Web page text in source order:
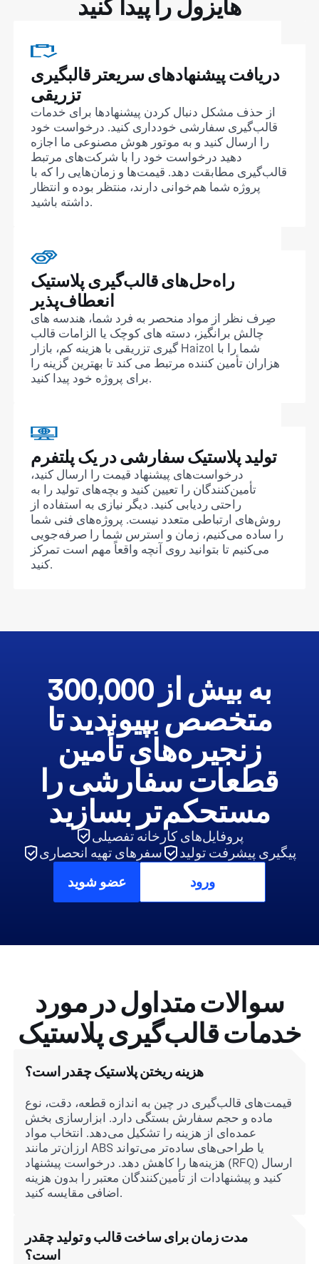
هایزول را پیدا کنید
دریافت پیشنهادهای سریعتر قالبگیری
تزریقی
از حذف مشکل دنبال کردن پیشنهادها برای خدمات
قالب‌گیری سفارشی خودداری کنید. درخواست خود
را ارسال کنید و به موتور هوش مصنوعی ما اجازه
دهید درخواست خود را با شرکت‌های مرتبط
قالب‌گیری مطابقت دهد. قیمت‌ها و زمان‌هایی را که با
پروژه شما هم‌خوانی دارند، منتظر بوده و انتظار
داشته باشید.
راه‌حل‌های قالب‌گیری پلاستیک
انعطاف‌پذیر
صِرف نظر از مواد منحصر به فرد شما، هندسه های
چالش برانگیز، دسته های کوچک یا الزامات قالب
گیری تزریقی با هزینه کم، بازار Haizol شما را با
هزاران تأمین کننده مرتبط می کند تا بهترین گزینه را
برای پروژه خود پیدا کنید.
تولید پلاستیک سفارشی در یک پلتفرم
درخواست‌های پیشنهاد قیمت را ارسال کنید،
تأمین‌کنندگان را تعیین کنید و بچه‌های تولید را به
راحتی ردیابی کنید. دیگر نیازی به استفاده از
روش‌های ارتباطی متعدد نیست. پروژه‌های فنی شما
را ساده می‌کنیم، زمان و استرس شما را صرفه‌جویی
می‌کنیم تا بتوانید روی آنچه واقعاً مهم است تمرکز
کنید.
به بیش از 300,000
متخصص بپیوندید تا
زنجیره‌های تأمین
قطعات سفارشی را
مستحکم‌تر بسازید
پروفایل‌های کارخانه تفصیلی
سفرهای تهیه انحصاری
پیگیری پیشرفت تولید
عضو شوید
ورود
سوالات متداول در مورد
خدمات قالب‌گیری پلاستیک
هزینه ریختن پلاستیک چقدر است؟
قیمت‌های قالب‌گیری در چین به اندازه قطعه، دقت، نوع
ماده و حجم سفارش بستگی دارد. ابزارسازی بخش
عمده‌ای از هزینه را تشکیل می‌دهد. انتخاب مواد
ارزان‌تر مانند ABS یا طراحی‌های ساده‌تر می‌تواند
هزینه‌ها را کاهش دهد. درخواست پیشنهاد (RFQ) ارسال
کنید و پیشنهادات از تأمین‌کنندگان معتبر را بدون هزینه
اضافی مقایسه کنید.
مدت زمان برای ساخت قالب و تولید چقدر
است؟